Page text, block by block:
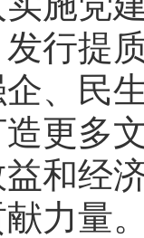
行提
、民
更多
和经
力量